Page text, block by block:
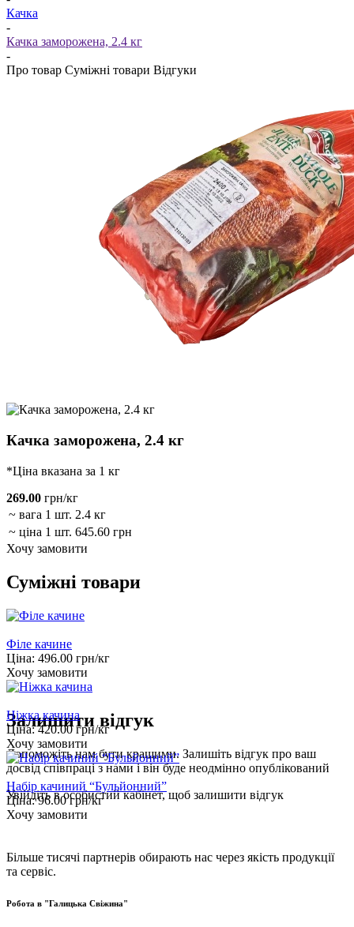
Качка
-
Качка заморожена, 2.4 кг
-
Про товар Суміжні товари Відгуки
Качка заморожена, 2.4 кг
*Ціна вказана за 1 кг
269.00 грн/кг
~ вага 1 шт. 2.4 кг
~ ціна 1 шт. 645.60 грн
Хочу замовити
Суміжні товари
Філе качине
Ціна: 496.00 грн/кг
Хочу замовити
Ніжка качина
Ціна:420.00 грн/кг
Хочу замовити
Набір качиний “Бульйонний”
Ціна:96.00 грн/кг
Хочу замовити
Залишити відгук
Допоможіть нам бути кращими. Залишіть відгук про ваш
досвід співпраці з нами і він буде неодмінно опублікований
Увійдітьв особистий кабінет, щоб залишити відгук
Більше тисячі партнерів обирають нас через якість продукції
та сервіс.
Робота в "Галицька Свіжина"